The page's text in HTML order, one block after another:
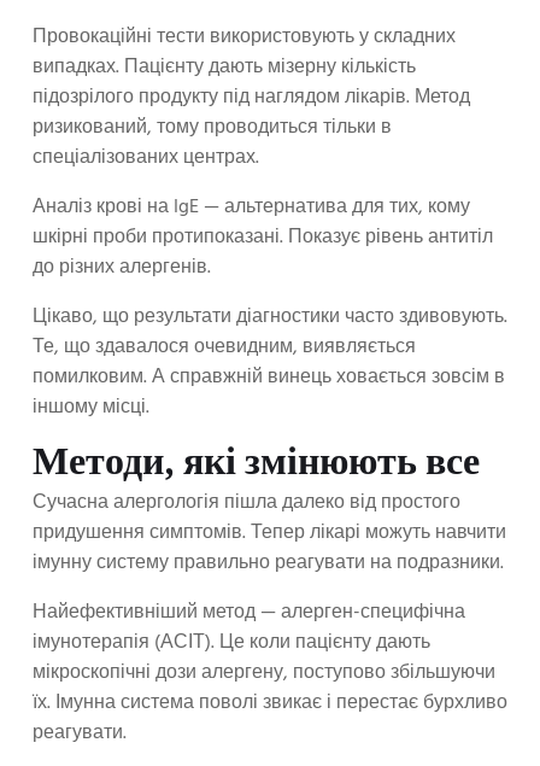
Провокаційні тести використовують у складних
випадках. Пацієнту дають мізерну кількість
підозрілого продукту під наглядом лікарів. Метод
ризикований, тому проводиться тільки в
спеціалізованих центрах.
Аналіз крові на IgE — альтернатива для тих, кому
шкірні проби протипоказані. Показує рівень антитіл
до різних алергенів.
Цікаво, що результати діагностики часто здивовують.
Те, що здавалося очевидним, виявляється
помилковим. А справжній винець ховається зовсім в
іншому місці.
Методи, які змінюють все
Сучасна алергологія пішла далеко від простого
придушення симптомів. Тепер лікарі можуть навчити
імунну систему правильно реагувати на подразники.
Найефективніший метод — алерген-специфічна
імунотерапія (АСІТ). Це коли пацієнту дають
мікроскопічні дози алергену, поступово збільшуючи
їх. Імунна система поволі звикає і перестає бурхливо
реагувати.